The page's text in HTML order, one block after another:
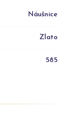
Náušnice
Zlato
585